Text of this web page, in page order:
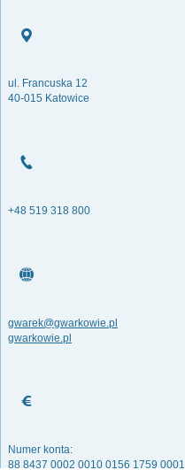
ul. Francuska 12
40-015 Katowice
+48 519 318 800
gwarek@gwarkowie.pl
gwarkowie.pl
Numer konta:
88 8437 0002 0010 0156 1759 0001